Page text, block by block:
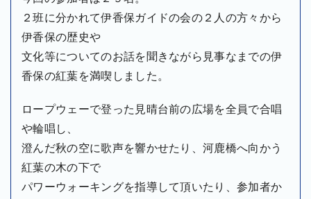
２班に分かれて伊香保ガイドの会の２人の方々から
伊香保の歴史や
文化等についてのお話を聞きながら見事なまでの伊
香保の紅葉を満喫しました。
ロープウェーで登った見晴台前の広場を全員で合唱
や輪唱し、
澄んだ秋の空に歌声を響かせたり、河鹿橋へ向かう
紅葉の木の下で
パワーウォーキングを指導して頂いたり、参加者か